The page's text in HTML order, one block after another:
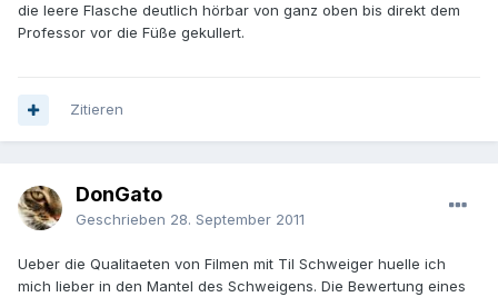
die leere Flasche deutlich hörbar von ganz oben bis direkt dem
Professor vor die Füße gekullert.
Zitieren
DonGato
Geschrieben 28. September 2011
Ueber die Qualitaeten von Filmen mit Til Schweiger huelle ich
mich lieber in den Mantel des Schweigens. Die Bewertung eines